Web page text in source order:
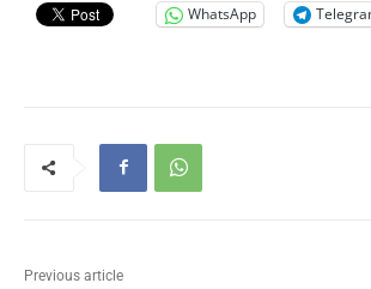
WhatsApp
Previous article